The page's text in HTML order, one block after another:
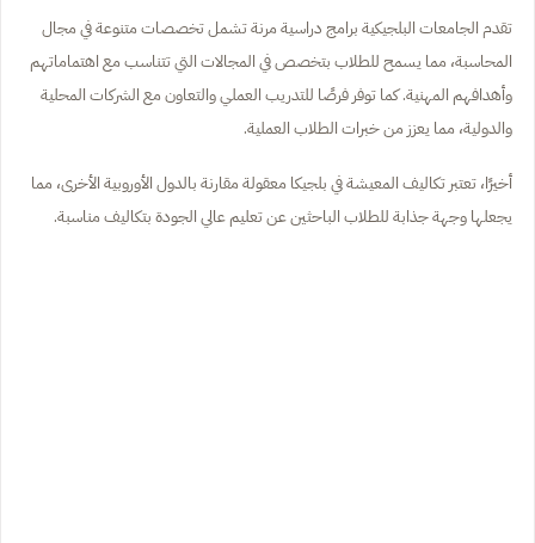
تقدم الجامعات البلجيكية برامج دراسية مرنة تشمل تخصصات متنوعة في مجال
المحاسبة، مما يسمح للطلاب بتخصص في المجالات التي تتناسب مع اهتماماتهم
وأهدافهم المهنية. كما توفر فرصًا للتدريب العملي والتعاون مع الشركات المحلية
والدولية، مما يعزز من خبرات الطلاب العملية.
أخيرًا، تعتبر تكاليف المعيشة في بلجيكا معقولة مقارنة بالدول الأوروبية الأخرى، مما
يجعلها وجهة جذابة للطلاب الباحثين عن تعليم عالي الجودة بتكاليف مناسبة.